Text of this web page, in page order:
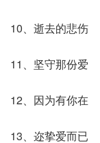
10、逝去的悲伤
11、坚守那份爱
12、因为有你在
13、迩挚爱而已